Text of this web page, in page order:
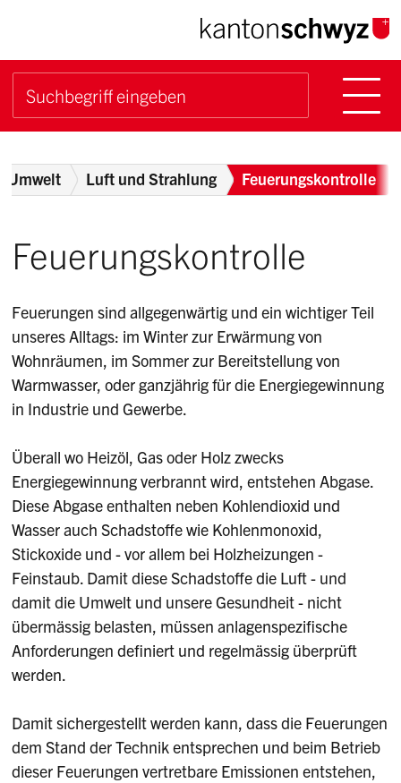
Navigieren im Kanton
Schnellnavigation
Suchbegriff
Breadcrumb
Umwelt Luft und Strahlung Feuerungskontrolle
Feuerungskontrolle
Feuerungen sind allgegenwärtig und ein wichtiger Teil
unseres Alltags: im Winter zur Erwärmung von
Wohnräumen, im Sommer zur Bereitstellung von
Warmwasser, oder ganzjährig für die Energiegewinnung
in Industrie und Gewerbe.
Überall wo Heizöl, Gas oder Holz zwecks
Energiegewinnung verbrannt wird, entstehen Abgase.
Diese Abgase enthalten neben Kohlendioxid und
Wasser auch Schadstoffe wie Kohlenmonoxid,
Stickoxide und - vor allem bei Holzheizungen -
Feinstaub. Damit diese Schadstoffe die Luft - und
damit die Umwelt und unsere Gesundheit - nicht
übermässig belasten, müssen anlagenspezifische
Anforderungen definiert und regelmässig überprüft
werden.
Damit sichergestellt werden kann, dass die Feuerungen
dem Stand der Technik entsprechen und beim Betrieb
dieser Feuerungen vertretbare Emissionen entstehen,